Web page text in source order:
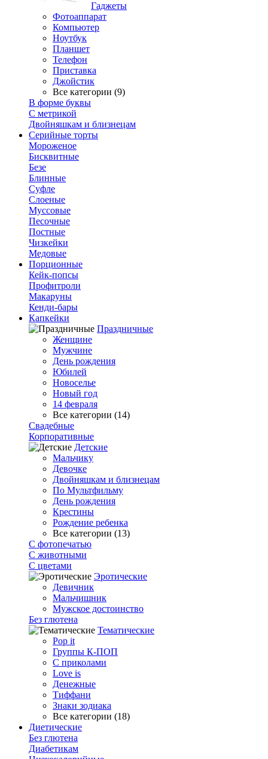
Гаджеты
Фотоаппарат
Компьютер
Ноутбук
Планшет
Телефон
Приставка
Джойстик
Все категории (9)
В форме буквы
С метрикой
Двойняшкам и близнецам
Серийные торты
Мороженое
Бисквитные
Безе
Блинные
Суфле
Слоеные
Муссовые
Песочные
Постные
Чизкейки
Медовые
Порционные
Кейк-попсы
Профитроли
Макаруны
Кенди-бары
Капкейки
Праздничные
Женщине
Мужчине
День рождения
Юбилей
Новоселье
Новый год
14 февраля
Все категории (14)
Свадебные
Корпоративные
Детские
Мальчику
Девочке
Двойняшкам и близнецам
По Мультфильму
День рождения
Крестины
Рождение ребенка
Все категории (13)
С фотопечатью
C животными
С цветами
Эротические
Девичник
Мальчишник
Мужское достоинство
Без глютена
Тематические
Pop it
Группы К-ПОП
С приколами
Love is
Денежные
Тиффани
Знаки зодиака
Все категории (18)
Диетические
Без глютена
Диабетикам